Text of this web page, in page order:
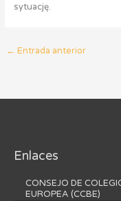
sytuację.
← Entrada anterior
Enlaces
CONSEJO DE
EUROPEA (CCBE)